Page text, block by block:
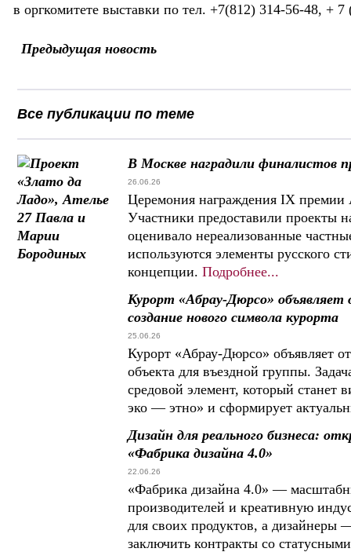
в оргкомитете выставки по тел. +7(812) 314-56-48, +
Предыдущая новость
Все публикации по теме
В Москве наградили финалистов
26.06.26
Церемония награждения IX
Участники предоставили проекты
оценивало нереализованные
используются элементы русского
концепции. Подробнее...
Курорт «Абрау-Дюрсо»
создание нового символа курорта
25.06.26
Курорт «Абрау-Дюрсо» объявляет
объекта для въездной группы.
средовой элемент, который
эко — этно» и сформирует
Дизайн для реального бизнеса:
«Фабрика дизайна 4.0»
22.06.26
«Фабрика дизайна 4.0» —
производителей и креативную
для своих продуктов, а дизайнеры
заключить контракты со